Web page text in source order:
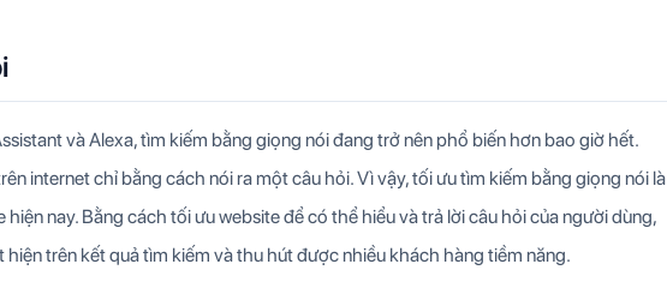
và Alexa, tìm kiếm bằng giọng nói đang trở nên phổ biến hơn bao giờ hết.
internet chỉ bằng cách nói ra một câu hỏi. Vì vậy, tối ưu tìm kiếm bằng giọng nói là
nay. Bằng cách tối ưu website để có thể hiểu và trả lời câu hỏi của người dùng,
trên kết quả tìm kiếm và thu hút được nhiều khách hàng tiềm năng.